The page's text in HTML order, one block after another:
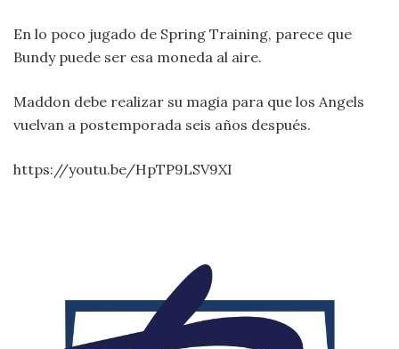
En lo poco jugado de Spring Training, parece que
Bundy puede ser esa moneda al aire.
Maddon debe realizar su magia para que los Angels
vuelvan a postemporada seis años después.
https://youtu.be/HpTP9LSV9XI